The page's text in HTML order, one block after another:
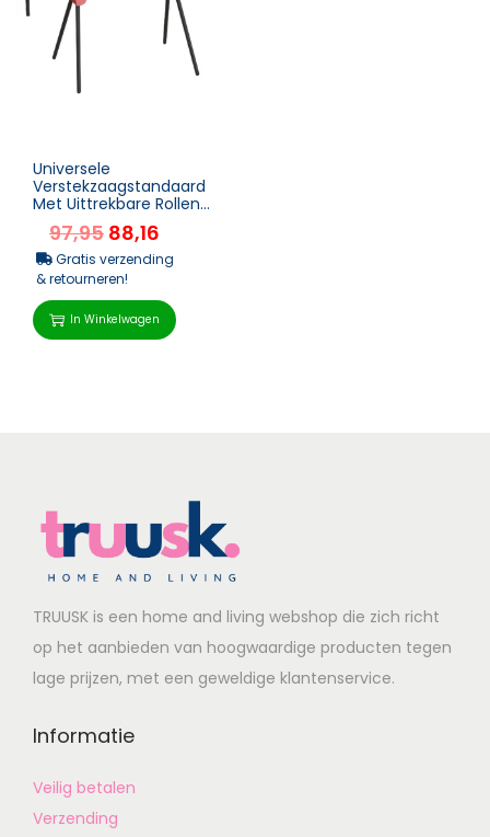
Universele
Verstekzaagstandaard
Met Uittrekbare Rollen
En Steunarmen,
Draagbare
Zaagstandaard Met In...
97,95 88,16
Gratis verzending
& retourneren!
In Winkelwagen
TRUUSK is een home and living webshop die zich richt
op het aanbieden van hoogwaardige producten tegen
lage prijzen, met een geweldige klantenservice.
Informatie
Veilig betalen
Verzending